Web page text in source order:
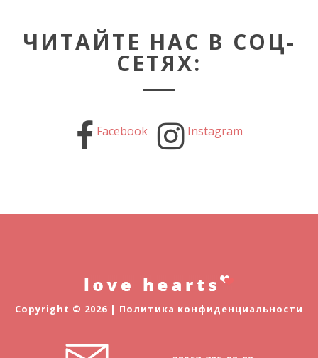
ЧИТАЙТЕ НАС В СОЦ-
СЕТЯХ:
Facebook Instagram
Copyright © 2026 | Политика конфиденциальности